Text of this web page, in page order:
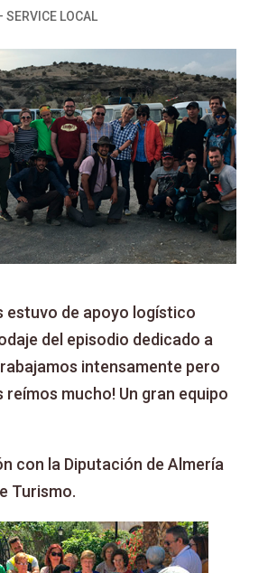
SERVICE LOCAL
estuvo de apoyo logístico
del episodio dedicado a
intensamente pero
reímos mucho! Un gran equipo
con la Diputación de Almería
Turismo.